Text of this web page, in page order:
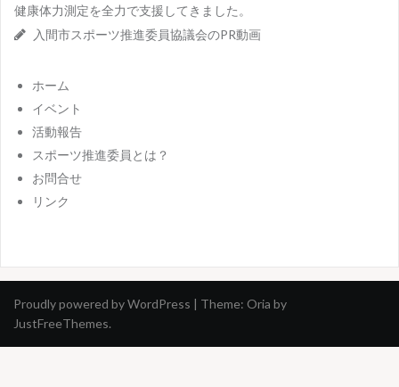
健康体力測定を全力で支援してきました。
入間市スポーツ推進委員協議会のPR動画
ホーム
イベント
活動報告
スポーツ推進委員とは？
お問合せ
リンク
Proudly powered by WordPress | Theme: Oria by
JustFreeThemes.